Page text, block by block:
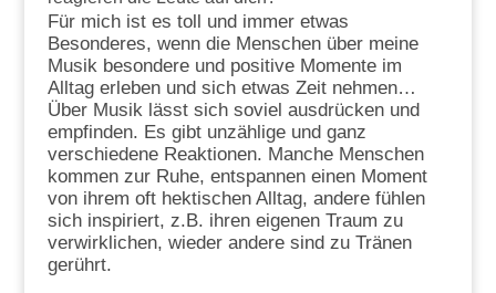
Für mich ist es toll und immer etwas
Besonderes, wenn die Menschen über meine
Musik besondere und positive Momente im
Alltag erleben und sich etwas Zeit nehmen…
Über Musik lässt sich soviel ausdrücken und
empfinden. Es gibt unzählige und ganz
verschiedene Reaktionen. Manche Menschen
kommen zur Ruhe, entspannen einen Moment
von ihrem oft hektischen Alltag, andere fühlen
sich inspiriert, z.B. ihren eigenen Traum zu
verwirklichen, wieder andere sind zu Tränen
gerührt.